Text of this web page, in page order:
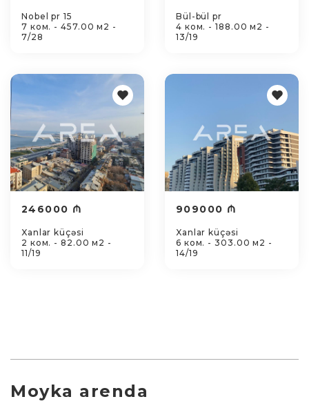
Nobel pr 15
7 ком. - 457.00 м2 -
7/28
Bül-bül pr
4 ком. - 188.00 м2 -
13/19
246000 ₼
Xanlar küçəsi
2 ком. - 82.00 м2 -
11/19
909000 ₼
Xanlar küçəsi
6 ком. - 303.00 м2 -
14/19
Moyka arenda